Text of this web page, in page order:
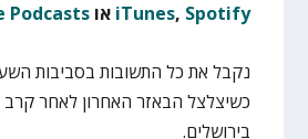
iTunes, Spotify אוPodcasts
כשיצלצל הבאזר האחרון לאחר
בירושלים.